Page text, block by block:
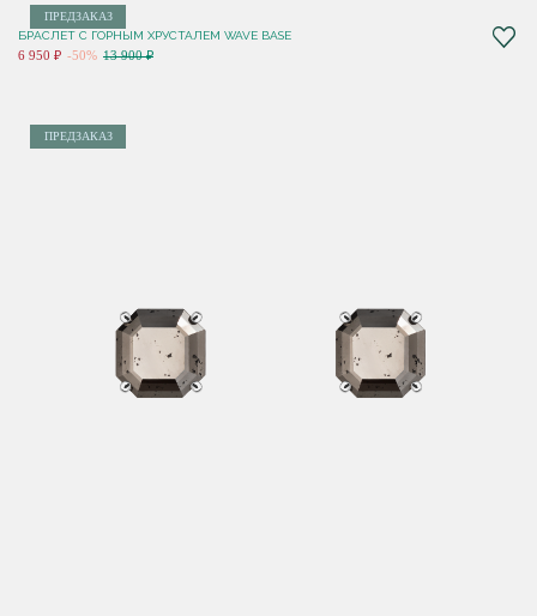
ПРЕДЗАКАЗ
БРАСЛЕТ С ГОРНЫМ ХРУСТАЛЕМ WAVE BASE
6 950 ₽ -50% 13 900 ₽
ПРЕДЗАКАЗ